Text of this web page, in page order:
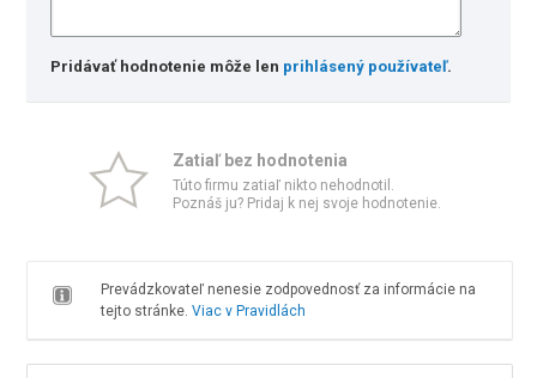
Pridávať hodnotenie môže len prihlásený používateľ.
Zatiaľ bez hodnotenia
Túto firmu zatiaľ nikto nehodnotil.
Poznáš ju? Pridaj k nej svoje hodnotenie.
Prevádzkovateľ nenesie zodpovednosť za informácie na
tejto stránke. Viac v Pravidlách